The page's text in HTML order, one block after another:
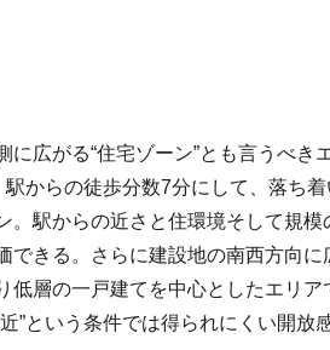
に広がる“住宅ゾーン”とも言うべき
からの徒歩分数7分にして、落ち着
。駅からの近さと住環境そして規
きる。さらに建設地の南西方向に
低層の一戸建てを中心としたエリ
”という条件では得られにくい開放